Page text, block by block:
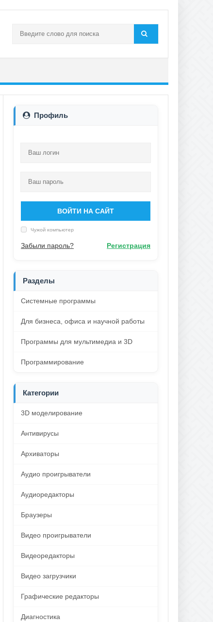
Профиль
ВОЙТИ НА САЙТ
Чужой компьютер
Забыли пароль? Регистрация
Разделы
Системные программы
Для бизнеса, офиса и научной работы
Программы для мультимедиа и 3D
Программирование
Категории
3D моделирование
Антивирусы
Архиваторы
Аудио проигрыватели
Аудиоредакторы
Браузеры
Видео проигрыватели
Видеоредакторы
Видео загрузчики
Графические редакторы
Диагностика